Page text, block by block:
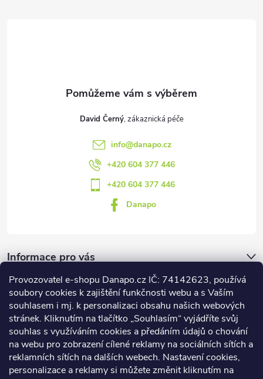
Provozovatel e-shopu Danapo.cz IČ: 74142623, používá
soubory cookies k zajištění funkčnosti webu a s Vaším
souhlasem i mj. k personalizaci obsahu našich webových
stránek. Kliknutím na tlačítko „Souhlasím“ vyjádříte svůj
souhlas s využíváním cookies a předáním údajů o chování
na webu pro zobrazení cílené reklamy na sociálních sítích a
reklamních sítích na dalších webech. Nastavení cookies,
personalizace a reklamy si můžete změnit kliknutím na
David Černý
info@danapo.cz
+420 604 377 446
+420 604 377 446
Danapo
Informace pro vás
Dotazník
Co upřednosťnujete?
Počet hlasů:437
Facebook